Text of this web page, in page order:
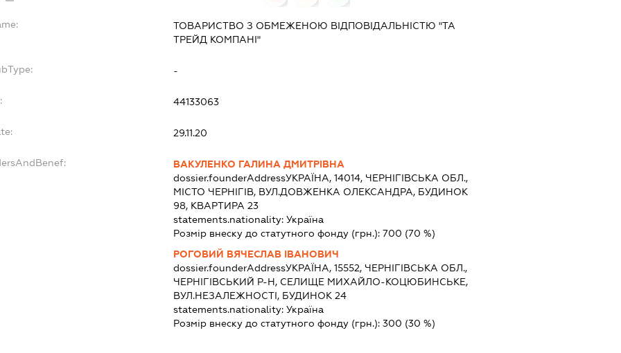
ТОВАРИСТВО З ОБМЕЖЕНОЮ ВІДПОВІДАЛЬНІСТЮ "ТА
ТРЕЙД КОМПАНІ"
-
44133063
29.11.20
ВАКУЛЕНКО ГАЛИНА ДМИТРІВНА
dossier.founderAddressУКРАЇНА, 14014, ЧЕРНІГІВСЬКА ОБЛ.,
МІСТО ЧЕРНІГІВ, ВУЛ.ДОВЖЕНКА ОЛЕКСАНДРА, БУДИНОК
98, КВАРТИРА 23
statements.nationality:Україна
Розмір внеску до статутного фонду (грн.):700 (70 %)
РОГОВИЙ ВЯЧЕСЛАВ ІВАНОВИЧ
dossier.founderAddressУКРАЇНА, 15552, ЧЕРНІГІВСЬКА ОБЛ.,
ЧЕРНІГІВСЬКИЙ Р-Н, СЕЛИЩЕ МИХАЙЛО-КОЦЮБИНСЬКЕ,
ВУЛ.НЕЗАЛЕЖНОСТІ, БУДИНОК 24
statements.nationality:Україна
Розмір внеску до статутного фонду (грн.):300 (30 %)